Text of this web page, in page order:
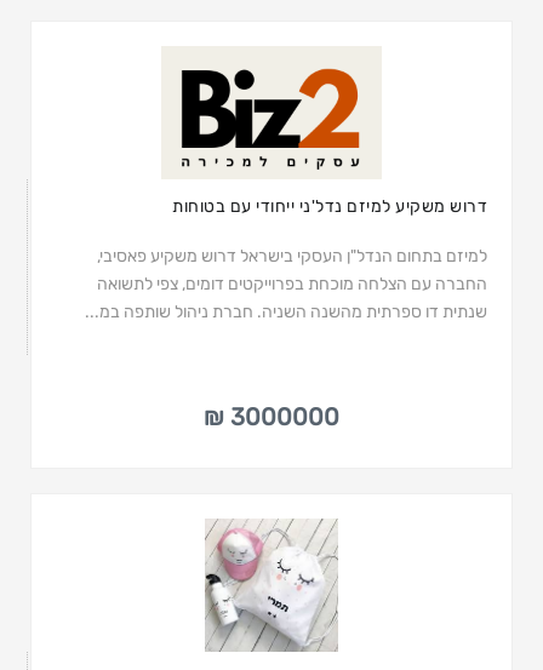
דרוש משקיע למיזם נדל'ני ייחודי עם בטוחות
למיזם בתחום הנדל"ן העסקי בישראל דרוש משקיע פאסיבי,
החברה עם הצלחה מוכחת בפרוייקטים דומים, צפי לתשואה
שנתית דו ספרתית מהשנה השניה. חברת ניהול שותפה במ...
3000000 ₪